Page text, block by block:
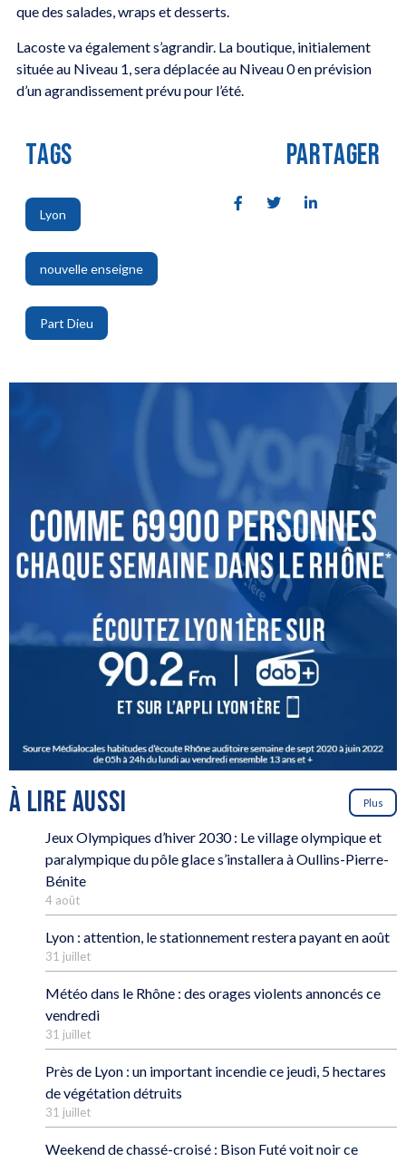
que des salades, wraps et desserts.
Lacoste va également s’agrandir. La boutique, initialement
située au Niveau 1, sera déplacée au Niveau 0 en prévision
d’un agrandissement prévu pour l’été.
TAGS
Lyon
,
nouvelle enseigne
,
Part Dieu
PARTAGER
À LIRE AUSSI Plus
Jeux Olympiques d’hiver 2030 : Le village olympique et
paralympique du pôle glace s’installera à Oullins-Pierre-
Bénite
4 août
Lyon : attention, le stationnement restera payant en août
31 juillet
Météo dans le Rhône : des orages violents annoncés ce
vendredi
31 juillet
Près de Lyon : un important incendie ce jeudi, 5 hectares
de végétation détruits
31 juillet
Weekend de chassé-croisé : Bison Futé voit noir ce